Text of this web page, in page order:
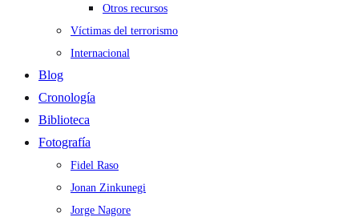
Otros recursos
Víctimas del terrorismo
Internacional
Blog
Cronología
Biblioteca
Fotografía
Fidel Raso
Jonan Zinkunegi
Jorge Nagore